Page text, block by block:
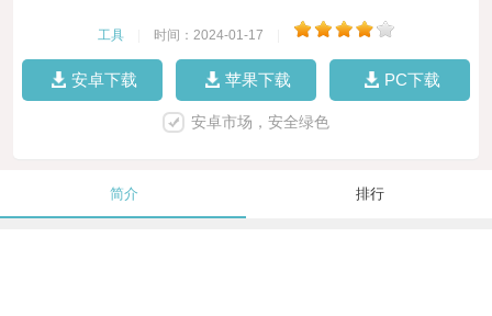
工具 时间：2024-01-17
安卓下载 苹果下载 PC下载
安卓市场，安全绿色
简介 排行